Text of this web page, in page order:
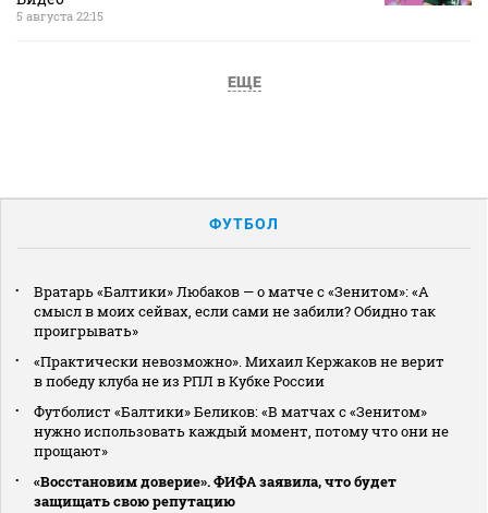
5 августа 22:15
ЕЩЕ
ФУТБОЛ
Вратарь «Балтики» Любаков — о матче с «Зенитом»: «А
смысл в моих сейвах, если сами не забили? Обидно так
проигрывать»
«Практически невозможно». Михаил Кержаков не верит
в победу клуба не из РПЛ в Кубке России
Футболист «Балтики» Беликов: «В матчах с «Зенитом»
нужно использовать каждый момент, потому что они не
прощают»
«Восстановим доверие». ФИФА заявила, что будет
защищать свою репутацию